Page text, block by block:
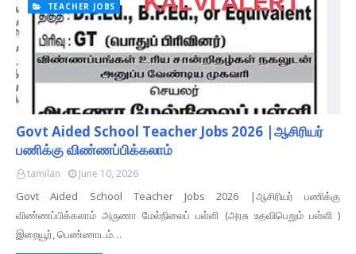
TEACHER JOBS
Govt Aided School Teacher Jobs 2026 |ஆசிரியர்
பணிக்கு விண்ணப்பிக்கலாம்
tamilan June 10, 2026
Govt Aided School Teacher Jobs 2026 |ஆசிரியர் பணிக்கு
விண்ணப்பிக்கலாம் அருணா மேல்நிலைப் பள்ளி (அரசு உதவிபெறும் பள்ளி )
இறையூர், பெண்ணாடம்…